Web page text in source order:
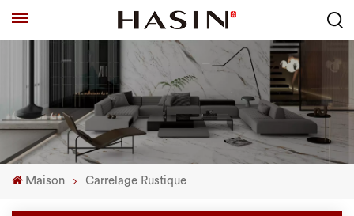
Maison Carrelage Rustique